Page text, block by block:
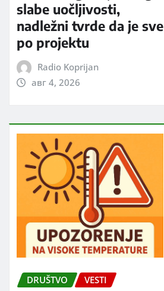
slabe uočljivosti,
nadležni tvrde da je sve
po projektu
Radio Koprijan
авг 4, 2026
DRUŠTVO VESTI